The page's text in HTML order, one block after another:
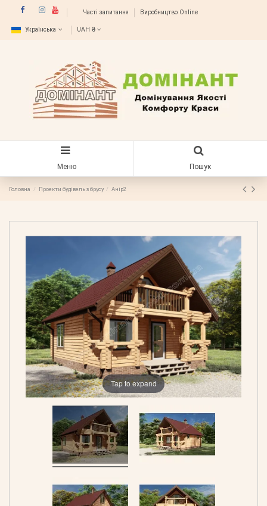
Часті запитання Виробництво Online
Українська UAH ₴
Меню Пошук
Головна Проекти будівель з брусу Анір2
Tap to expand